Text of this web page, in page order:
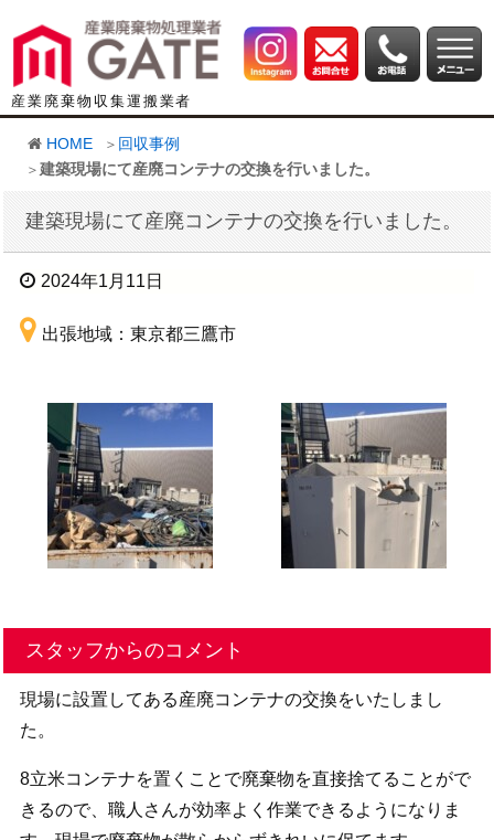
産業廃棄物収集運搬業者
HOME
回収事例
建築現場にて産廃コンテナの交換を行いました。
建築現場にて産廃コンテナの交換を行いました。
2024年1月11日
出張地域：東京都三鷹市
スタッフからのコメント
現場に設置してある産廃コンテナの交換をいたしまし
た。
8立米コンテナを置くことで廃棄物を直接捨てることがで
きるので、職人さんが効率よく作業できるようになりま